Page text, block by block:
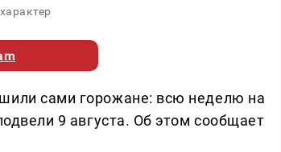
сами горожане: всю неделю на
9 августа. Об этом сообщает